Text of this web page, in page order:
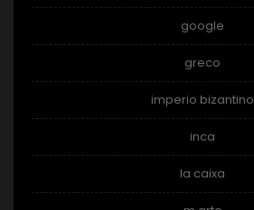
google
greco
imperio bizantino
inca
la caixa